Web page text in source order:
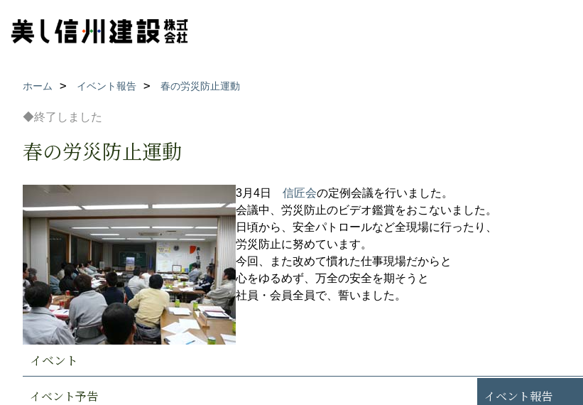
ホーム イベント報告 春の労災防止運動
◆終了しました
春の労災防止運動
3月4日 信匠会の定例会議を行いました。
会議中、労災防止のビデオ鑑賞をおこないました。
日頃から、安全パトロールなど全現場に行ったり、
労災防止に努めています。
今回、また改めて慣れた仕事現場だからと
心をゆるめず、万全の安全を期そうと
社員・会員全員で、誓いました。
イベント
イベント予告 イベント報告